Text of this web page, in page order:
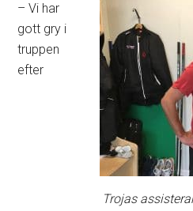
Trojas
– Vi har
gott gry i
truppen
efter